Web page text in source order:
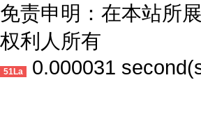
免责申明：在本站所
权利人所有
51La 0.000031